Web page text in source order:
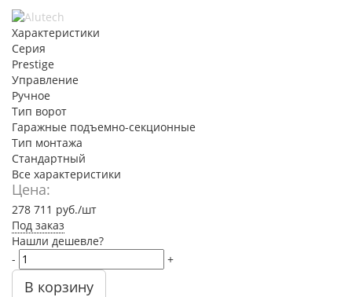
Характеристики
Серия
Prestige
Управление
Ручное
Тип ворот
Гаражные подъемно-секционные
Тип монтажа
Стандартный
Все характеристики
Цена:
278 711 руб./шт
Под заказ
Нашли дешевле?
-
+
В корзину